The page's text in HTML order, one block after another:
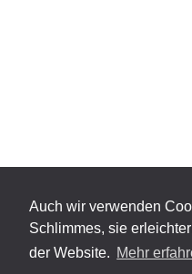
Auch wir verwenden
Schlimmes, sie
der Website. Mehr